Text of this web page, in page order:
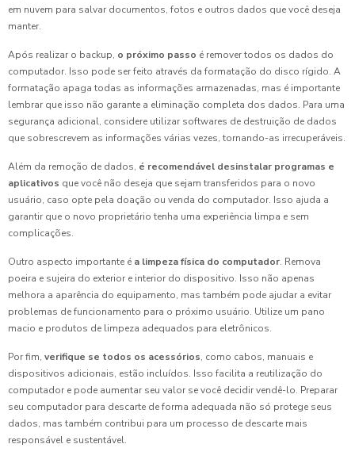
em nuvem para salvar documentos, fotos e outros dados que você deseja
manter.
Após realizar o backup, o próximo passo é remover todos os dados do
computador. Isso pode ser feito através da formatação do disco rígido. A
formatação apaga todas as informações armazenadas, mas é importante
lembrar que isso não garante a eliminação completa dos dados. Para uma
segurança adicional, considere utilizar softwares de destruição de dados
que sobrescrevem as informações várias vezes, tornando-as irrecuperáveis.
Além da remoção de dados, é recomendável desinstalar programas e
aplicativos que você não deseja que sejam transferidos para o novo
usuário, caso opte pela doação ou venda do computador. Isso ajuda a
garantir que o novo proprietário tenha uma experiência limpa e sem
complicações.
Outro aspecto importante é a limpeza física do computador. Remova
poeira e sujeira do exterior e interior do dispositivo. Isso não apenas
melhora a aparência do equipamento, mas também pode ajudar a evitar
problemas de funcionamento para o próximo usuário. Utilize um pano
macio e produtos de limpeza adequados para eletrônicos.
Por fim, verifique se todos os acessórios, como cabos, manuais e
dispositivos adicionais, estão incluídos. Isso facilita a reutilização do
computador e pode aumentar seu valor se você decidir vendê-lo. Preparar
seu computador para descarte de forma adequada não só protege seus
dados, mas também contribui para um processo de descarte mais
responsável e sustentável.